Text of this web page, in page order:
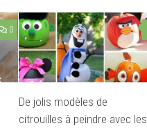
0
De jolis modèles de
citrouilles à peindre avec les